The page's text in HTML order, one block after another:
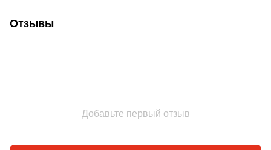
Отзывы
Добавьте первый отзыв